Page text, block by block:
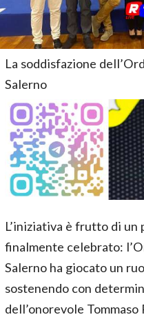
La soddisfazione
Salerno
L’iniziativa è frutto di un
finalmente celebrato:
Salerno ha giocato un
sostenendo con
dell’onorevole